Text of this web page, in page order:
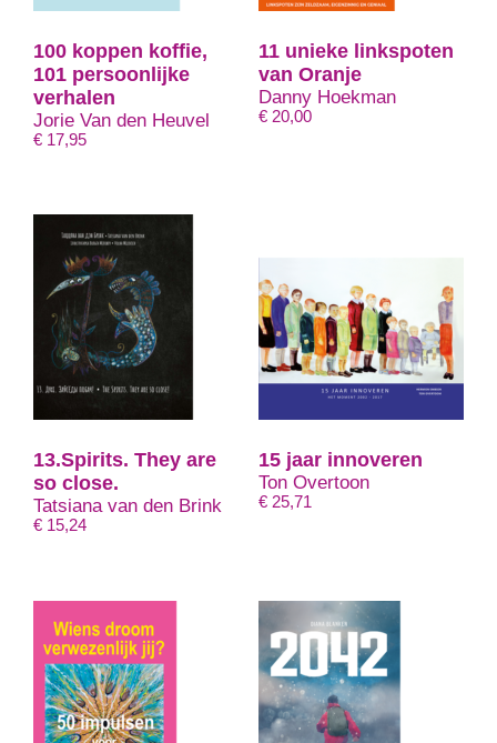
100 koppen koffie,
101 persoonlijke
verhalen
Jorie Van den Heuvel
€ 17,95
11 unieke linkspoten
van Oranje
Danny Hoekman
€ 20,00
13.Spirits. They are
so close.
Tatsiana van den Brink
€ 15,24
15 jaar innoveren
Ton Overtoon
€ 25,71